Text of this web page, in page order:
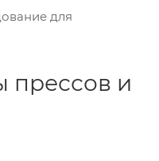
для
прессов и